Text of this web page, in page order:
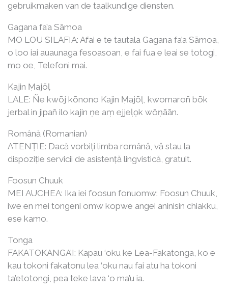
gebruikmaken van de taalkundige diensten.
Gagana fa’a Sāmoa
MO LOU SILAFIA: Afai e te tautala Gagana fa’a Sāmoa,
o loo iai auaunaga fesoasoan, e fai fua e leai se totogi,
mo oe, Telefoni mai.
Kajin Ṃajōḷ
LALE: Ñe kwōj kōnono Kajin Ṃajōḷ, kwomaroñ bōk
jerbal in jipañ ilo kajin ṇe aṃ ejjeḷọk wōṇāān.
Română (Romanian)
ATENȚIE: Dacă vorbiți limba română, vă stau la
dispoziție servicii de asistență lingvistică, gratuit.
Foosun Chuuk
MEI AUCHEA: Ika iei foosun fonuomw: Foosun Chuuk,
iwe en mei tongeni omw kopwe angei aninisin chiakku,
ese kamo.
Tonga
FAKATOKANGA’I: Kapau ‘oku ke Lea-Fakatonga, ko e
kau tokoni fakatonu lea ‘oku nau fai atu ha tokoni
ta’etotongi, pea teke lava ‘o ma’u ia.